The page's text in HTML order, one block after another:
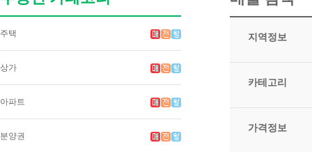
주택
상가
아파트
분양권
지역정보
카테고리
가격정보